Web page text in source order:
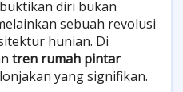
diri bukan
sebuah revolusi
hunian. Di
tren rumah pintar
yang signifikan.